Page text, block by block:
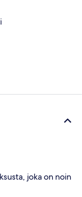
joka on noin